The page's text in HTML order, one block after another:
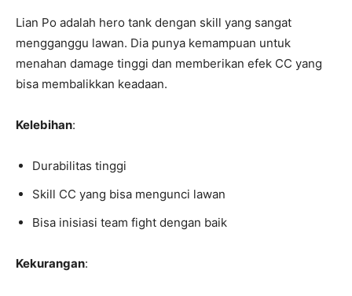
Lian Po adalah hero tank dengan skill yang sangat
mengganggu lawan. Dia punya kemampuan untuk
menahan damage tinggi dan memberikan efek CC yang
bisa membalikkan keadaan.
Kelebihan:
Durabilitas tinggi
Skill CC yang bisa mengunci lawan
Bisa inisiasi team fight dengan baik
Kekurangan: